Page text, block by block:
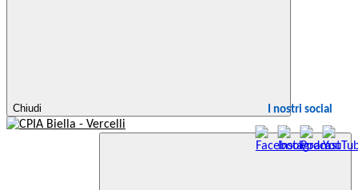
Chiudi I nostri social